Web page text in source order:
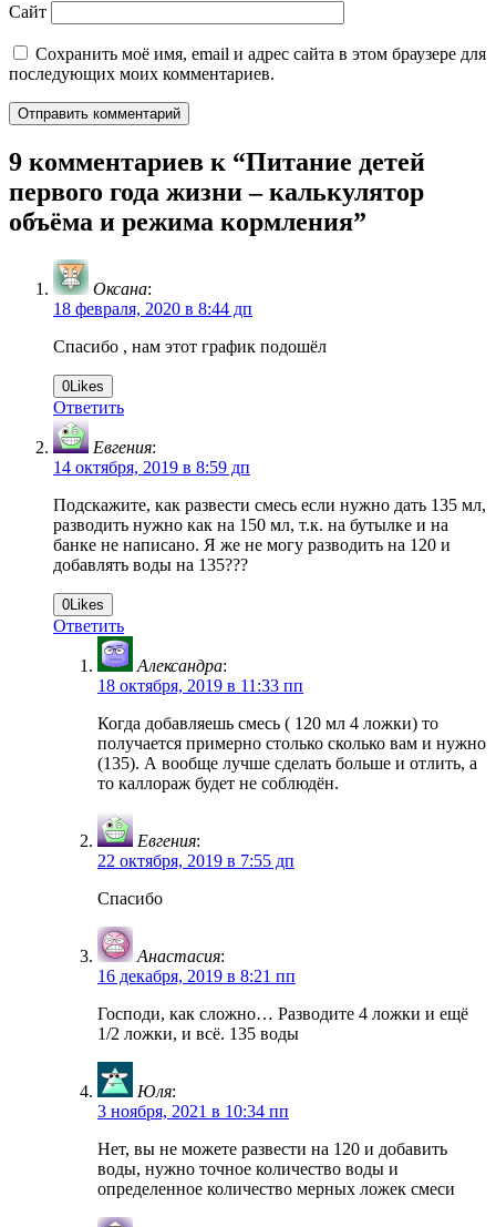
Сайт
Сохранить моё имя, email и адрес сайта в этом браузере для
последующих моих комментариев.
9 комментариев к “Питание детей
первого года жизни – калькулятор
объёма и режима кормления”
Оксана:
18 февраля, 2020 в 8:44 дп
Спасибо , нам этот график подошёл
0Likes
Ответить
Евгения:
14 октября, 2019 в 8:59 дп
Подскажите, как развести смесь если нужно дать 135 мл,
разводить нужно как на 150 мл, т.к. на бутылке и на
банке не написано. Я же не могу разводить на 120 и
добавлять воды на 135???
0Likes
Ответить
Александра:
18 октября, 2019 в 11:33 пп
Когда добавляешь смесь ( 120 мл 4 ложки) то
получается примерно столько сколько вам и нужно
(135). А вообще лучше сделать больше и отлить, а
то каллораж будет не соблюдён.
Евгения:
22 октября, 2019 в 7:55 дп
Спасибо
Анастасия:
16 декабря, 2019 в 8:21 пп
Господи, как сложно… Разводите 4 ложки и ещё
1/2 ложки, и всё. 135 воды
Юля:
3 ноября, 2021 в 10:34 пп
Нет, вы не можете развести на 120 и добавить
воды, нужно точное количество воды и
определенное количество мерных ложек смеси